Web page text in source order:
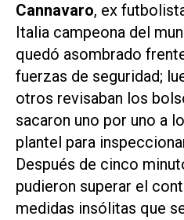
Cannavaro, ex
Italia campeona del
quedó asombrado
fuerzas de seguridad;
otros revisaban los
sacaron uno por uno a
plantel para
Después de cinco
pudieron superar el
medidas insólitas que